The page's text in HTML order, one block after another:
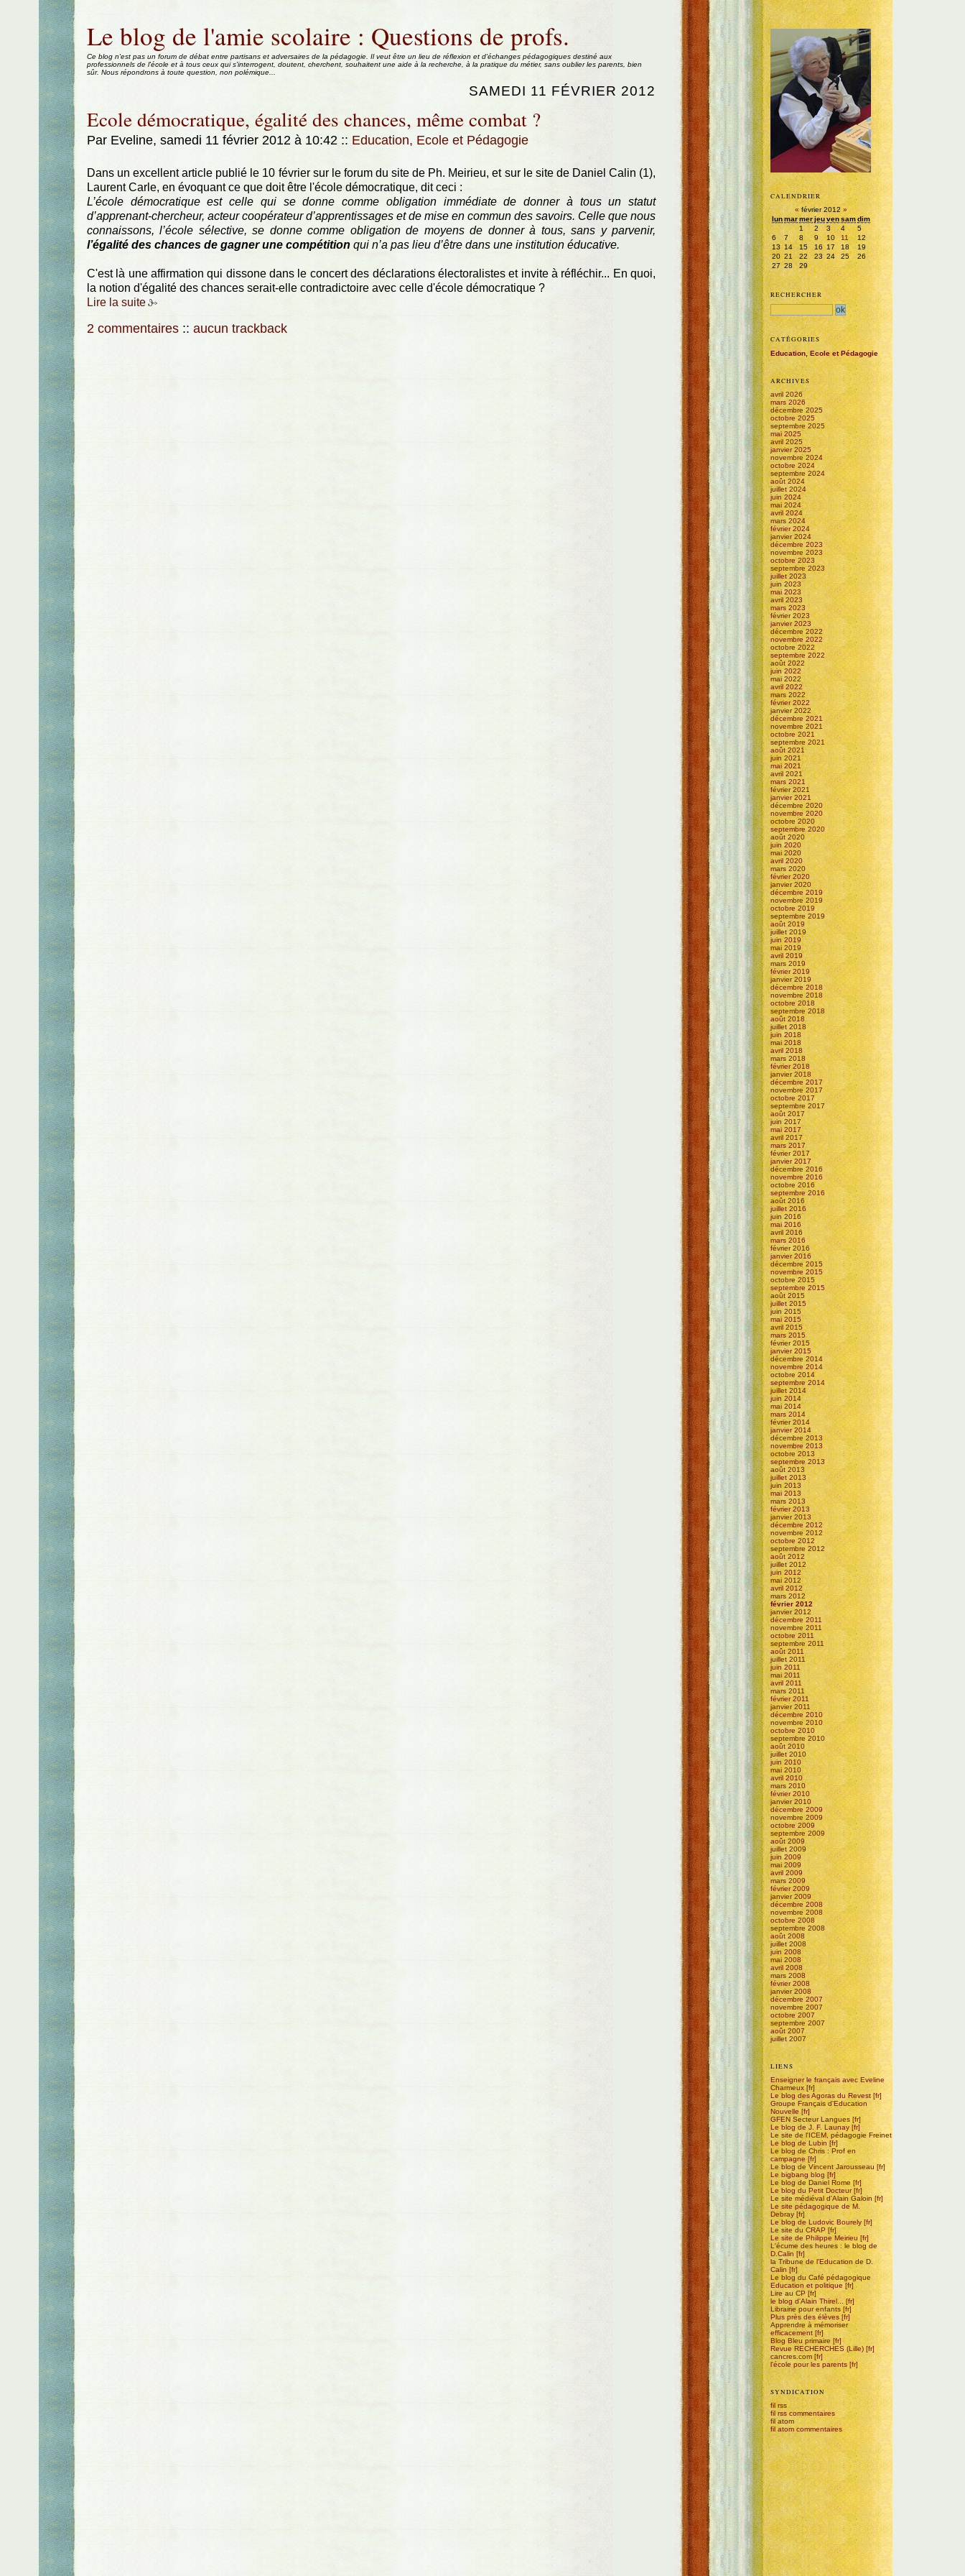
Aller au contenu
Le blog de l'amie scolaire : Questions de profs.
Ce blog n'est pas un forum de débat entre partisans et adversaires de la pédagogie. Il veut être un lieu de réflexion et d'échanges pédagogiques destiné aux
professionnels de l'école et à tous ceux qui s'interrogent, doutent, cherchent, souhaitent une aide à la recherche, à la pratique du métier, sans oublier les parents, bien
sûr. Nous répondrons à toute question, non polémique...
SAMEDI 11 FÉVRIER 2012
Ecole démocratique, égalité des chances, même combat ?
Par Eveline, samedi 11 février 2012 à 10:42 :: Education, Ecole et Pédagogie
Dans un excellent article publié le 10 février sur le forum du site de Ph. Meirieu, et sur le site de Daniel Calin (1),
Laurent Carle, en évoquant ce que doit être l'école démocratique, dit ceci :
L’école démocratique est celle qui se donne comme obligation immédiate de donner à tous un statut
d’apprenant-chercheur, acteur coopérateur d’apprentissages et de mise en commun des savoirs. Celle que nous
connaissons, l’école sélective, se donne comme obligation de moyens de donner à tous, sans y parvenir,
l’égalité des chances de gagner une compétitionqui n’a pas lieu d’être dans une institution éducative.
C'est là une affirmation qui dissone dans le concert des déclarations électoralistes et invite à réfléchir... En quoi,
la notion d'égalité des chances serait-elle contradictoire avec celle d'école démocratique ?
Lire la suite
2 commentaires :: aucun trackback
CALENDRIER
«février 2012»
lunmarmerjeuvensamdim
1
2 3 4
5
6
7 8 9 10 11
12
13 14 15 16 17 18
19
20 21 22 23 24 25
26
27 28 29
RECHERCHER
CATÉGORIES
Education, Ecole et Pédagogie
ARCHIVES
avril 2026
mars 2026
décembre 2025
octobre 2025
septembre 2025
mai 2025
avril 2025
janvier 2025
novembre 2024
octobre 2024
septembre 2024
août 2024
juillet 2024
juin 2024
mai 2024
avril 2024
mars 2024
février 2024
janvier 2024
décembre 2023
novembre 2023
octobre 2023
septembre 2023
juillet 2023
juin 2023
mai 2023
avril 2023
mars 2023
février 2023
janvier 2023
décembre 2022
novembre 2022
octobre 2022
septembre 2022
août 2022
juin 2022
mai 2022
avril 2022
mars 2022
février 2022
janvier 2022
décembre 2021
novembre 2021
octobre 2021
septembre 2021
août 2021
juin 2021
mai 2021
avril 2021
mars 2021
février 2021
janvier 2021
décembre 2020
novembre 2020
octobre 2020
septembre 2020
août 2020
juin 2020
mai 2020
avril 2020
mars 2020
février 2020
janvier 2020
décembre 2019
novembre 2019
octobre 2019
septembre 2019
août 2019
juillet 2019
juin 2019
mai 2019
avril 2019
mars 2019
février 2019
janvier 2019
décembre 2018
novembre 2018
octobre 2018
septembre 2018
août 2018
juillet 2018
juin 2018
mai 2018
avril 2018
mars 2018
février 2018
janvier 2018
décembre 2017
novembre 2017
octobre 2017
septembre 2017
août 2017
juin 2017
mai 2017
avril 2017
mars 2017
février 2017
janvier 2017
décembre 2016
novembre 2016
octobre 2016
septembre 2016
août 2016
juillet 2016
juin 2016
mai 2016
avril 2016
mars 2016
février 2016
janvier 2016
décembre 2015
novembre 2015
octobre 2015
septembre 2015
août 2015
juillet 2015
juin 2015
mai 2015
avril 2015
mars 2015
février 2015
janvier 2015
décembre 2014
novembre 2014
octobre 2014
septembre 2014
juillet 2014
juin 2014
mai 2014
mars 2014
février 2014
janvier 2014
décembre 2013
novembre 2013
octobre 2013
septembre 2013
août 2013
juillet 2013
juin 2013
mai 2013
mars 2013
février 2013
janvier 2013
décembre 2012
novembre 2012
octobre 2012
septembre 2012
août 2012
juillet 2012
juin 2012
mai 2012
avril 2012
mars 2012
février 2012
janvier 2012
décembre 2011
novembre 2011
octobre 2011
septembre 2011
août 2011
juillet 2011
juin 2011
mai 2011
avril 2011
mars 2011
février 2011
janvier 2011
décembre 2010
novembre 2010
octobre 2010
septembre 2010
août 2010
juillet 2010
juin 2010
mai 2010
avril 2010
mars 2010
février 2010
janvier 2010
décembre 2009
novembre 2009
octobre 2009
septembre 2009
août 2009
juillet 2009
juin 2009
mai 2009
avril 2009
mars 2009
février 2009
janvier 2009
décembre 2008
novembre 2008
octobre 2008
septembre 2008
août 2008
juillet 2008
juin 2008
mai 2008
avril 2008
mars 2008
février 2008
janvier 2008
décembre 2007
novembre 2007
octobre 2007
septembre 2007
août 2007
juillet 2007
LIENS
Enseigner le français avec Eveline
Charmeux
Le blog des Agoras du Revest
Groupe Français d'Education
Nouvelle
GFEN Secteur Langues
Le blog de J. F. Launay
Le site de l'ICEM, pédagogie Freinet
Le blog de Lubin
Le blog de Chris : Prof en
campagne
Le blog de Vincent Jarousseau
Le bigbang blog
Le blog de Daniel Rome
Le blog du Petit Docteur
Le site médiéval d'Alain Galoin
Le site pédagogique de M.
Debray
Le blog de Ludovic Bourely
Le site du CRAP
Le site de Philippe Meirieu
L'écume des heures : le blog de
D.Calin
la Tribune de l'Education de D.
Calin
Le blog du Café pédagogique
Education et politique
Lire au CP
le blog d'Alain Thirel...
Librairie pour enfants
Plus près des élèves
Apprendre à mémoriser
efficacement
Blog Bleu primaire
Revue RECHERCHES (Lille)
cancres.com
l'école pour les parents
SYNDICATION
fil rss
fil rss commentaires
fil atom
fil atom commentaires